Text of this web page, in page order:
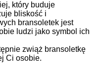
który buduje
bliskość i
bransoletek jest
ludzi jako symbol ich
zwiąż bransoletkę
Ci osobie.